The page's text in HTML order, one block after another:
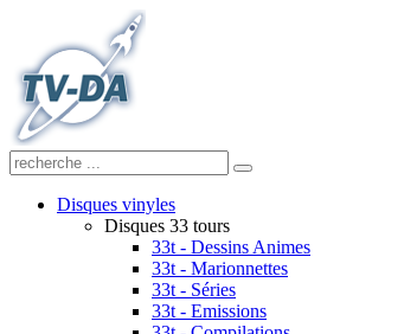
Disques vinyles
Disques 33 tours
33t - Dessins Animes
33t - Marionnettes
33t - Séries
33t - Emissions